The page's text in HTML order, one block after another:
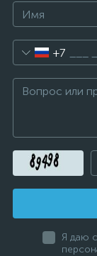
+7
Я даю